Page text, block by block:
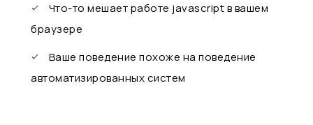
Что-то мешает работе javascript в вашем
браузере
Ваше поведение похоже на поведение
автоматизированных систем